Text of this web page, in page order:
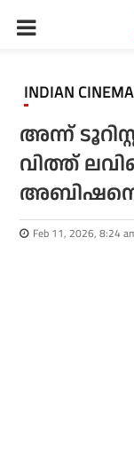
INDIAN CINEMA
അന്ന്
വിത്ത്
അബിഷനെ
Feb 11, 2026, 8:24